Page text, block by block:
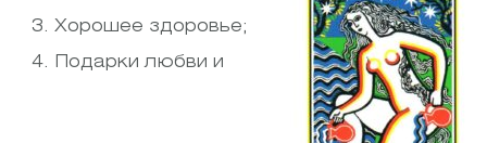
Хорошее здоровье;
Подарки любви и